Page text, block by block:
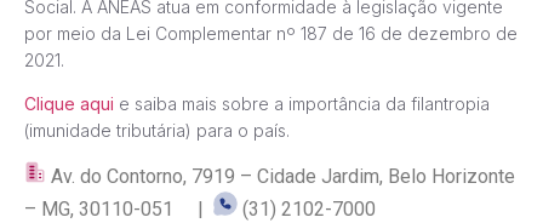
Social. A ANEAS atua em conformidade à legislação vigente
por meio da Lei Complementar nº 187 de 16 de dezembro de
2021.
Clique aqui e saiba mais sobre a importância da filantropia
(imunidade tributária) para o país.
Av. do Contorno, 7919 – Cidade Jardim, Belo Horizonte
– MG, 30110-051 |
(31) 2102-7000